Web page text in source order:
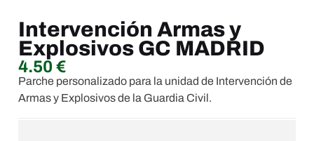
Intervención Armas y
Explosivos GC MADRID
4.50€
Parche personalizado para la unidad de Intervención de
Armas y Explosivos de la Guardia Civil.